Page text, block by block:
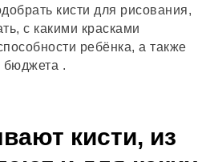
кисти для рисования,
с какими красками
ребёнка, а также
бюджета .
кисти, из